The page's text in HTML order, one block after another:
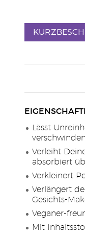
Lässt
Verleiht
absorbiert
Verkleinert
Verlängert
Gesichts-
Veganer-
Mit